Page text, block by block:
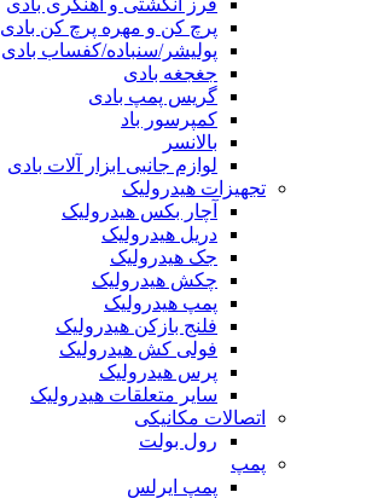
فرز انگشتی و آهنگری بادی
پرچ کن و مهره پرچ کن بادی
پولیشر/سنباده/کفساب بادی
جغجغه بادی
گریس پمپ بادی
کمپرسور باد
بالانسر
لوازم جانبی ابزار آلات بادی
تجهیزات هیدرولیک
آچار بکس هیدرولیک
دریل هیدرولیک
جک هیدرولیک
چکش هیدرولیک
پمپ هیدرولیک
فلنج بازکن هیدرولیک
فولی کش هیدرولیک
پرس هیدرولیک
سایر متعلقات هیدرولیک
اتصالات مکانیکی
رول بولت
پمپ
پمپ ایرلس